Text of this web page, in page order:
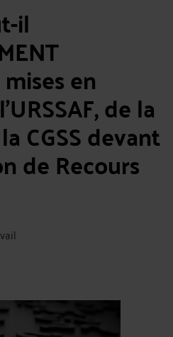
il
en
de la
CGSS devant
de Recours